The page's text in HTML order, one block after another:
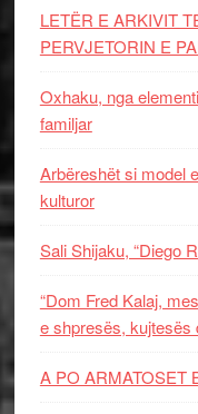
LETËR E ARKIVIT
PERVJETORIN E
Oxhaku, nga
familjar
Arbëreshët si model
kulturor
Sali Shijaku, “Diego
“Dom Fred Kalaj,
e shpresës, kujtesës
A PO ARMATOSET